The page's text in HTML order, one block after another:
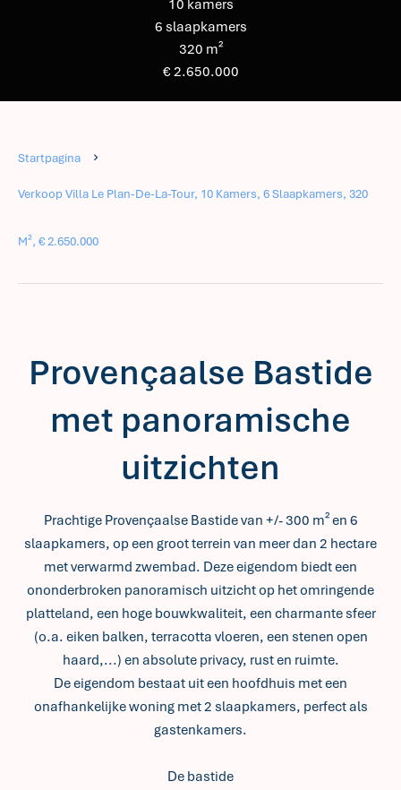
10 kamers
6 slaapkamers
320 m²
€ 2.650.000
Startpagina
Verkoop Villa Le Plan-De-La-Tour, 10 Kamers, 6 Slaapkamers, 320
M², € 2.650.000
Provençaalse Bastide
met panoramische
uitzichten
Prachtige Provençaalse Bastide van +/- 300 m² en 6
slaapkamers, op een groot terrein van meer dan 2 hectare
met verwarmd zwembad. Deze eigendom biedt een
ononderbroken panoramisch uitzicht op het omringende
platteland, een hoge bouwkwaliteit, een charmante sfeer
(o.a. eiken balken, terracotta vloeren, een stenen open
haard,...) en absolute privacy, rust en ruimte.
De eigendom bestaat uit een hoofdhuis met een
onafhankelijke woning met 2 slaapkamers, perfect als
gastenkamers.
De bastide